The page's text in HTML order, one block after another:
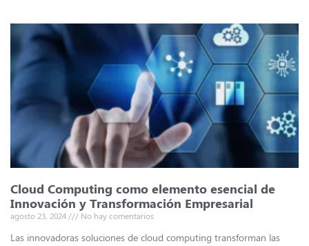
Cloud Computing como elemento esencial de
Innovación y Transformación Empresarial
agosto 23, 2024 No hay comentarios
Las innovadoras soluciones de cloud computing transforman las